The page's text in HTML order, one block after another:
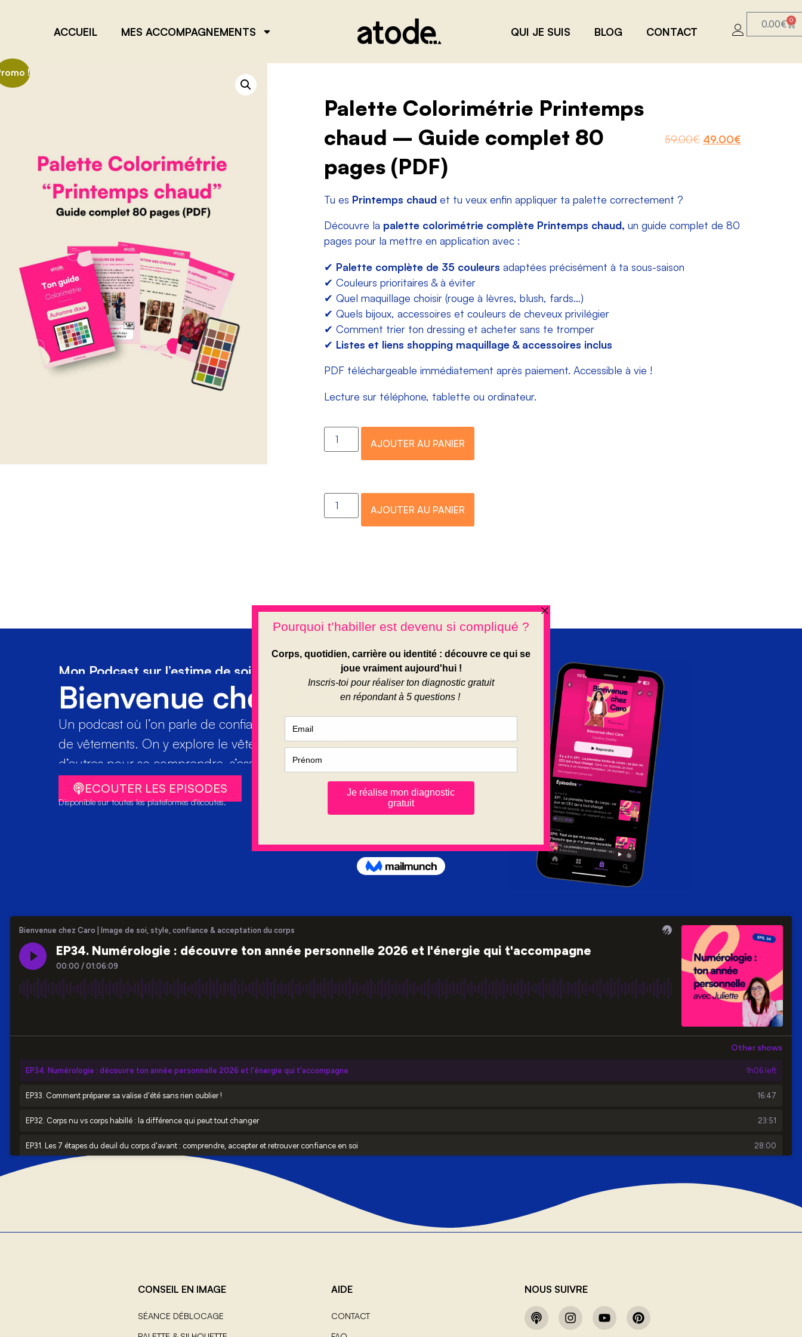
ACCUEIL MES ACCOMPAGNEMENTS QUI JE SUIS BLOG CONTACT
0.00€ 0
!
Palette Colorimétrie Printemps
chaud – Guide complet 80
pages (PDF)
59.00€ 49.00€
Tu es Printemps chaud et tu veux enfin appliquer ta palette correctement ?
Découvre la palette colorimétrie complète Printemps chaud, un guide complet de 80
pages pour la mettre en application avec :
✔ Palette complète de 35 couleurs adaptées précisément à ta sous-saison
✔ Couleurs prioritaires & à éviter
✔ Quel maquillage choisir (rouge à lèvres, blush, fards…)
✔ Quels bijoux, accessoires et couleurs de cheveux privilégier
✔ Comment trier ton dressing et acheter sans te tromper
✔ Listes et liens shopping maquillage & accessoires inclus
PDF téléchargeable immédiatement après paiement. Accessible à vie !
Lecture sur téléphone, tablette ou ordinateur.
AJOUTER AU PANIER
AJOUTER AU PANIER
Mon Podcast sur l’estime de soi
Bienvenue chez Caro
Un podcast où l’on parle de confiance en soi, d’estime, d’identité et
de vêtements. On y explore le vêtement comme un levier parmi
d’autres pour se comprendre, s’assumer et oser être soi.
ECOUTER LES EPISODES
Disponible sur toutes les plateformes d’écoutes.
CONSEIL EN IMAGE
SÉANCE DÉBLOCAGE
AIDE
CONTACT
NOUS SUIVRE